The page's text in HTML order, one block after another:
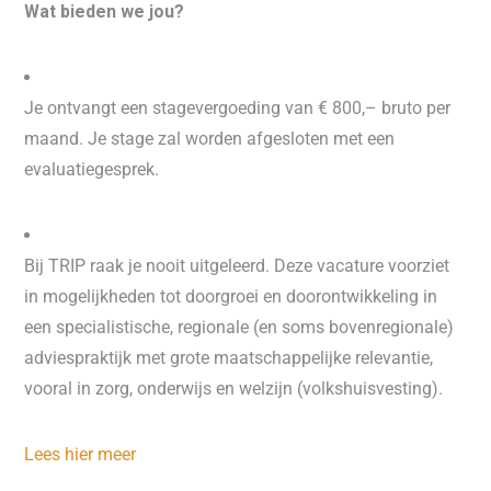
Wat bieden we jou?
Je ontvangt een stagevergoeding van € 800,– bruto per
maand. Je stage zal worden afgesloten met een
evaluatiegesprek.
Bij TRIP raak je nooit uitgeleerd. Deze vacature voorziet
in mogelijkheden tot doorgroei en doorontwikkeling in
een specialistische, regionale (en soms bovenregionale)
adviespraktijk met grote maatschappelijke relevantie,
vooral in zorg, onderwijs en welzijn (volkshuisvesting).
Lees hier meer